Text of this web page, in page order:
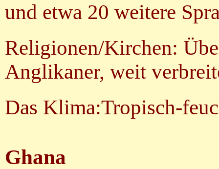
und etwa 20 weitere
Religionen/Kirchen:
Anglikaner, weit
Das Klima:Tropisch-
Ghana